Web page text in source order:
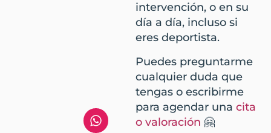
intervención, o en su
día a día, incluso si
eres deportista.
Puedes preguntarme
cualquier duda que
tengas o escribirme
para agendar una cita
o valoración 🤗